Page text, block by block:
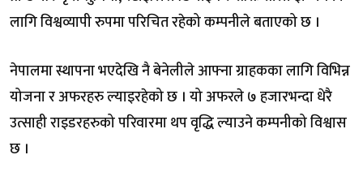
लागि विश्वव्यापी रुपमा परिचित रहेको कम्पनीले बताएको छ ।
नेपालमा स्थापना भएदेखि नै बेनेलीले आफ्ना ग्राहकका लागि विभिन्न
योजना र अफरहरु ल्याइरहेको छ । यो अफरले ७ हजारभन्दा धेरै
उत्साही राइडरहरुको परिवारमा थप वृद्धि ल्याउने कम्पनीको विश्वास
छ ।